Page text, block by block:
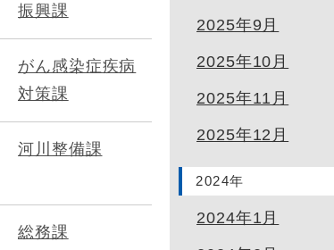
振興課
がん感染症疾病
対策課
河川整備課
総務課
2025年9月
2025年10月
2025年11月
2025年12月
2024年
2024年1月